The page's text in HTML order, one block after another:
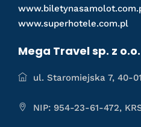
www.superhotele.com.pl
Mega Travel sp. z o.o.
ul. Staromiejska 7, 40-
NIP: 954-23-61-472,